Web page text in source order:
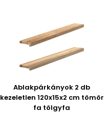
Ablakpárkányok 2 db
kezeletlen 120x15x2 cm tömör
fa tölgyfa